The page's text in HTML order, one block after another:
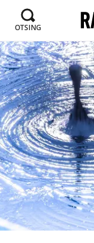
OTSING